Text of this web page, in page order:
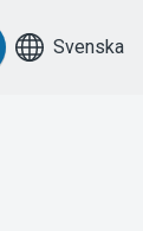
Svenska